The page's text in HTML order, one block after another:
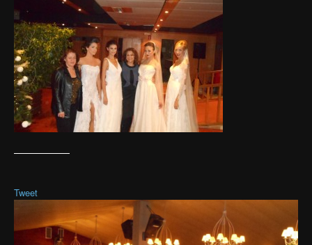
Tweet